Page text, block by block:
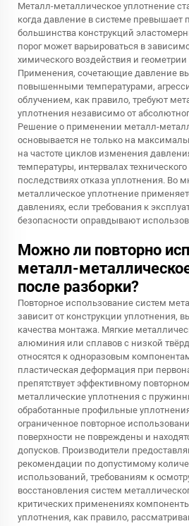
Металл-металлическое уплотнение
когда давление в системе превышает
большинства конструкций
порог может варьироваться в
химического воздействия и
Применения, сочетающие давление
повышенными температурами,
облучением, как правило, требуют
уплотнения независимо от
Решение о применении металл-
основывается не только на
на частоте циклов изменения
температуры, интервалах
последствиях отказа уплотнения. Во
металлическое уплотнение
давлениях, если требования к
безопасности оправдывают
Можно ли повторно
металл-
после разборки?
Повторное использование систем
зависит от конструкции уплотнения,
качества монтажа. Мягкие
алюминия или сплавов с низкой
относятся к одноразовым
пластическая деформация при
препятствует эффективному
металлические уплотнения с
обработанные профильные
ограниченное повторное
поверхности не повреждены и
допусков. Производители
рекомендации по допустимому
использований, требованиям к
восстановления систем
критических применениях
уплотнения, как правило,